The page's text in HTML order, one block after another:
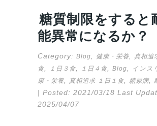
糖質制限をすると
能異常になるか？
Category: Blog 健康・栄養 真相追
食
１日３食 １日４食 Blog インス
康・栄養
真相追求 １日１食 糖尿病,
| Posted: 2021/03/18 Last
2025/04/07